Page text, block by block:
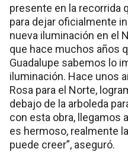
presente en la recorrida
para dejar oficialmente
nueva iluminación en el
que hace muchos años
Guadalupe sabemos lo
iluminación. Hace unos
Rosa para el Norte,
debajo de la arboleda
con esta obra, llegamos
es hermoso, realmente
puede creer”, aseguró.